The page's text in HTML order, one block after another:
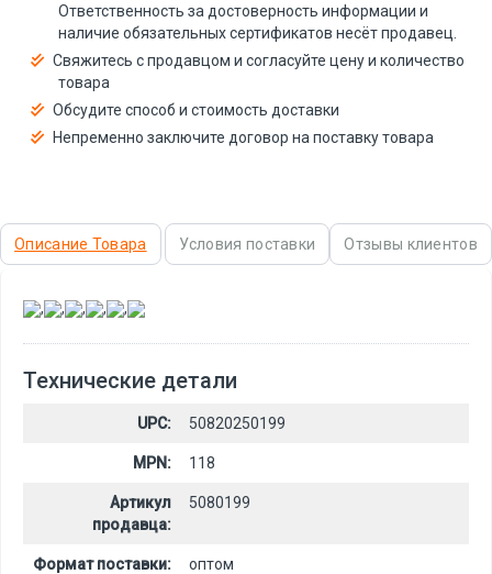
Ответственность за достоверность информации и
наличие обязательных сертификатов несёт продавец.
Свяжитесь с продавцом и согласуйте цену и количество
товара
Обсудите способ и стоимость доставки
Непременно заключите договор на поставку товара
Описание Товара Условия поставки Отзывы клиентов
, , , , ,
Технические детали
UPC: 50820250199
MPN: 118
Артикул
продавца:
5080199
Формат поставки: оптом